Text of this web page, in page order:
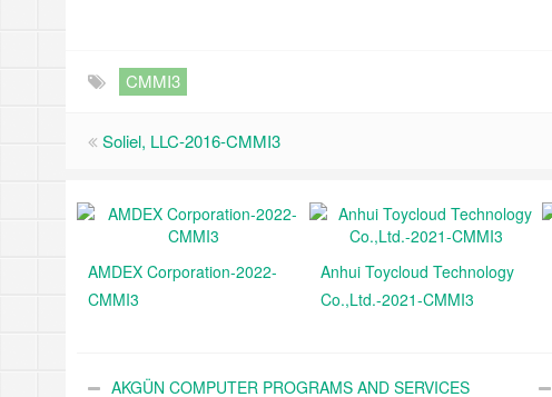
CMMI3
Soliel, LLC-2016-CMMI3
AMDEX Corporation-2022-
CMMI3
Anhui Toycloud Technology
Co.,Ltd.-2021-CMMI3
AKGÜN COMPUTER PROGRAMS AND SERVICES